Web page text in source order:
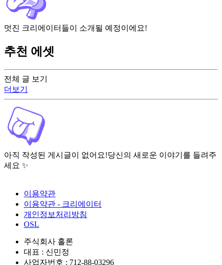
전체 글 보기
더보기
아직 작성된 게시글이 없어요!당신의 새로운 이야기를 들려주
세요 ✨
멋진 크리에이터들이 소개될 예정이에요!
추천 에셋
이용약관
이용약관 - 크리에이터
개인정보처리방침
OSL
주식회사 홀론
대표 : 신민정
사업자번호 : 712-88-03296